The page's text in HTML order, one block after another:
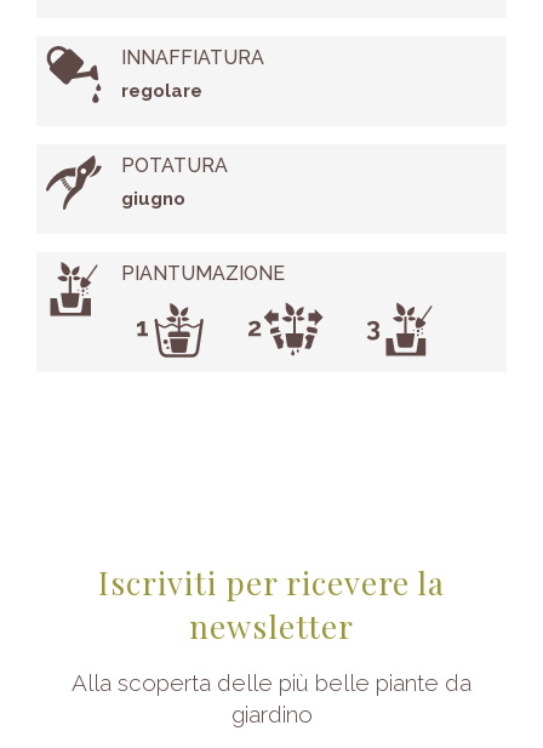
INNAFFIATURA
regolare
POTATURA
giugno
PIANTUMAZIONE
Iscriviti per ricevere la
newsletter
Alla scoperta delle più belle piante da
giardino